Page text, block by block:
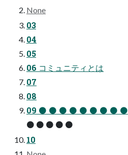
None
03
04
05
06 コミュニティとは
07
08
09 ⚫ ⚫ ⚫ ⚫ ⚫ ⚫ ⚫ ⚫ ⚫
⚫ ⚫ ⚫ ⚫ ⚫
10